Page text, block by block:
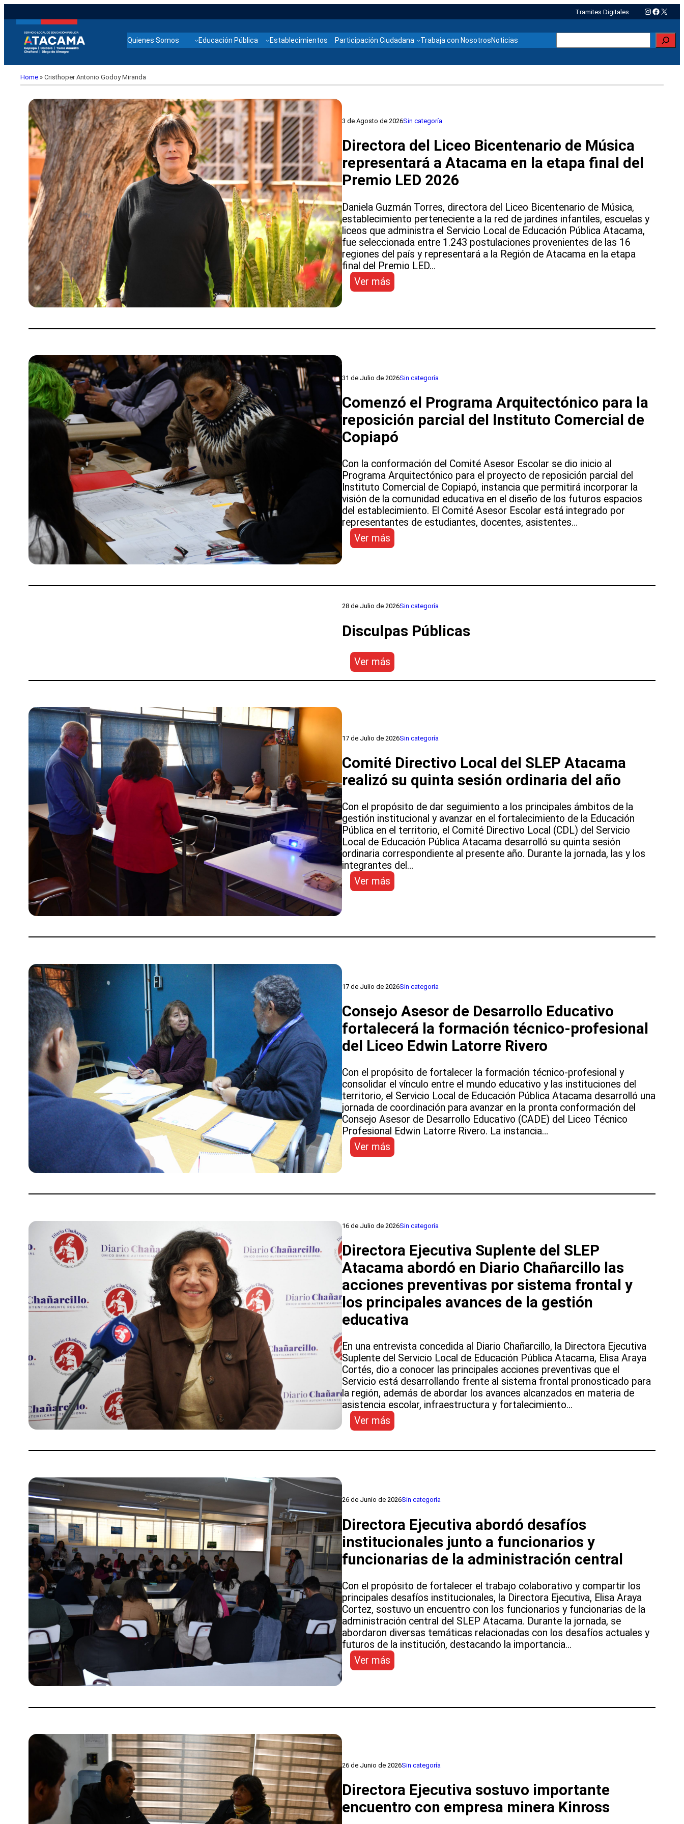
Tramites Digitales Instagram
X
Quienes Somos Educación Pública Establecimientos Participación Ciudadana Trabaja con NosotrosNoticias
Home » Cristhoper Antonio Godoy Miranda
3 de Agosto de 2026Sin categoría
Directora del Liceo Bicentenario de Música
representará a Atacama en la etapa final del
Premio LED 2026
Daniela Guzmán Torres, directora del Liceo Bicentenario de Música,
establecimiento perteneciente a la red de jardines infantiles, escuelas y
liceos que administra el Servicio Local de Educación Pública Atacama,
fue seleccionada entre 1.243 postulaciones provenientes de las 16
regiones del país y representará a la Región de Atacama en la etapa
final del Premio LED…
Ver más
Directora
Bicentenario
a
en
la
etapa
final
del
Premio
LED
2026
31 de Julio de 2026Sin categoría
Comenzó el Programa Arquitectónico para la
reposición parcial del Instituto Comercial de
Copiapó
Con la conformación del Comité Asesor Escolar se dio inicio al
Programa Arquitectónico para el proyecto de reposición parcial del
Instituto Comercial de Copiapó, instancia que permitirá incorporar la
visión de la comunidad educativa en el diseño de los futuros espacios
del establecimiento. El Comité Asesor Escolar está integrado por
representantes de estudiantes, docentes, asistentes…
Ver más
Comenzó
Arquitectónico
la
parcial
Instituto
Comercial
de
28 de Julio de 2026Sin categoría
Disculpas Públicas
Ver más
Disculpas
Públicas
17 de Julio de 2026Sin categoría
Comité Directivo Local del SLEP Atacama
realizó su quinta sesión ordinaria del año
Con el propósito de dar seguimiento a los principales ámbitos de la
gestión institucional y avanzar en el fortalecimiento de la Educación
Pública en el territorio, el Comité Directivo Local (CDL) del Servicio
Local de Educación Pública Atacama desarrolló su quinta sesión
ordinaria correspondiente al presente año. Durante la jornada, las y los
integrantes del…
Ver más
Comité
SLEP
quinta
ordinaria
año
17 de Julio de 2026Sin categoría
Consejo Asesor de Desarrollo Educativo
fortalecerá la formación técnico-profesional
del Liceo Edwin Latorre Rivero
Con el propósito de fortalecer la formación técnico-profesional y
consolidar el vínculo entre el mundo educativo y las instituciones del
territorio, el Servicio Local de Educación Pública Atacama desarrolló una
jornada de coordinación para avanzar en la pronta conformación del
Consejo Asesor de Desarrollo Educativo (CADE) del Liceo Técnico
Profesional Edwin Latorre Rivero. La instancia…
Ver más
Consejo
Desarrollo
la
técnico-
profesional
del
Liceo
Edwin
Latorre
Rivero
16 de Julio de 2026Sin categoría
Directora Ejecutiva Suplente del SLEP
Atacama abordó en Diario Chañarcillo las
acciones preventivas por sistema frontal y
los principales avances de la gestión
educativa
En una entrevista concedida al Diario Chañarcillo, la Directora Ejecutiva
Suplente del Servicio Local de Educación Pública Atacama, Elisa Araya
Cortés, dio a conocer las principales acciones preventivas que el
Servicio está desarrollando frente al sistema frontal pronosticado para
la región, además de abordar los avances alcanzados en materia de
asistencia escolar, infraestructura y fortalecimiento…
Ver más
Directora
abordó
Diario
Chañarcillo
las
acciones
por
sistema
frontal
y
los
principales
avances
de
26 de Junio de 2026Sin categoría
Directora Ejecutiva abordó desafíos
institucionales junto a funcionarios y
funcionarias de la administración central
Con el propósito de fortalecer el trabajo colaborativo y compartir los
principales desafíos institucionales, la Directora Ejecutiva, Elisa Araya
Cortez, sostuvo un encuentro con los funcionarios y funcionarias de la
administración central del SLEP Atacama. Durante la jornada, se
abordaron diversas temáticas relacionadas con los desafíos actuales y
futuros de la institución, destacando la importancia…
Ver más
Directora
desafíos
y
de
la
administración
26 de Junio de 2026Sin categoría
Directora Ejecutiva sostuvo importante
encuentro con empresa minera Kinross